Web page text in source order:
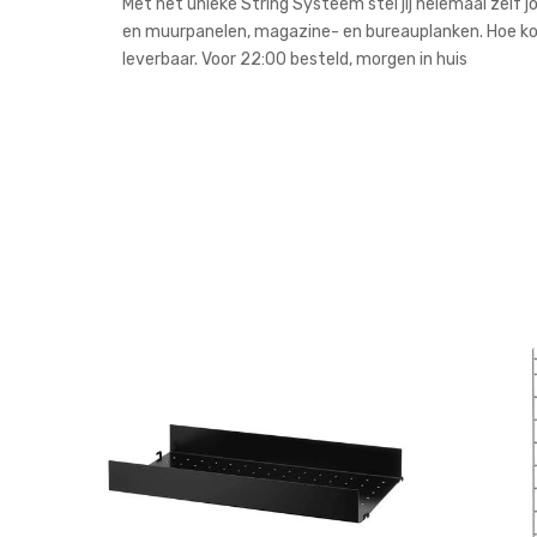
Met het unieke String Systeem stel jij helemaal zelf
en muurpanelen, magazine- en bureauplanken. Hoe
leverbaar. Voor 22:00 besteld, morgen in huis